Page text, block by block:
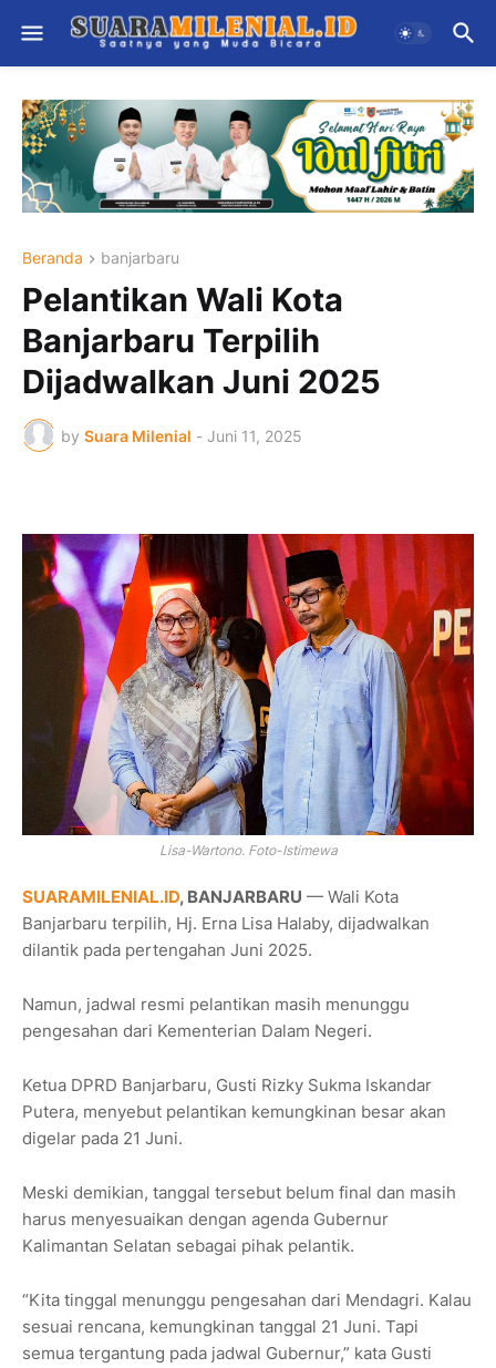
Beranda banjarbaru
Pelantikan Wali Kota
Banjarbaru Terpilih
Dijadwalkan Juni 2025
by Suara Milenial - Juni 11, 2025
Lisa-Wartono. Foto-Istimewa
SUARAMILENIAL.ID, BANJARBARU — Wali Kota
Banjarbaru terpilih, Hj. Erna Lisa Halaby, dijadwalkan
dilantik pada pertengahan Juni 2025.
Namun, jadwal resmi pelantikan masih menunggu
pengesahan dari Kementerian Dalam Negeri.
Ketua DPRD Banjarbaru, Gusti Rizky Sukma Iskandar
Putera, menyebut pelantikan kemungkinan besar akan
digelar pada 21 Juni.
Meski demikian, tanggal tersebut belum final dan masih
harus menyesuaikan dengan agenda Gubernur
Kalimantan Selatan sebagai pihak pelantik.
“Kita tinggal menunggu pengesahan dari Mendagri. Kalau
sesuai rencana, kemungkinan tanggal 21 Juni. Tapi
semua tergantung pada jadwal Gubernur,” kata Gusti